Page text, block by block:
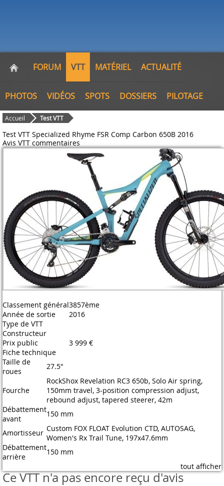
FORUM VTT MATÉRIEL ACTUALITÉ
PHOTOS VIDÉOS SPOTS DOSSIERS PILOTAGE
Accueil Test VTT
Test VTT Specialized Rhyme FSR Comp Carbon 650B 2016
Avis VTT commentaires
Classement général3857ème
Année de sortie
2016
Type de VTT
Constructeur
Prix public
3 999 €
Fiche technique
Taille de
roues
27.5"
Fourche
RockShox Revelation RC3 650b, Solo Air spring,
150mm travel, 3-position compression adjust,
rebound adjust, tapered steerer, 42m
Débattement
avant
150 mm
Amortisseur Custom FOX FLOAT Evolution CTD, AUTOSAG,
Women's Rx Trail Tune, 197x47.6mm
Débattement
arrière
150 mm
tout afficher
Ce VTT n'a pas encore reçu d'avis